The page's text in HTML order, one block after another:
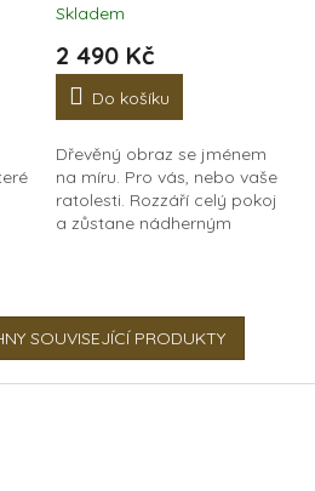
Skladem
2 490 Kč
Do košíku
Dřevěný obraz se jménem
na míru. Pro vás, nebo vaše
ratolesti. Rozzáří celý pokoj
a zůstane nádherným
SOUVISEJÍCÍ PRODUKTY